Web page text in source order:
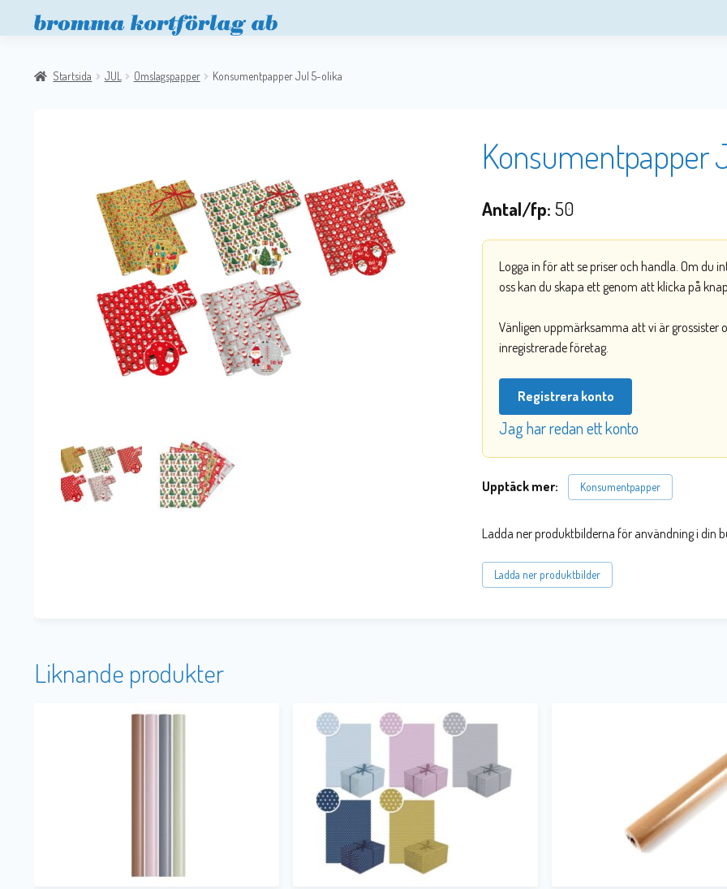
Startsida JUL Omslagspapper Konsumentpapper Jul 5-olika
Konsumentpapper
Antal/fp: 50
Logga in för att se priser och handla. Om du
oss kan du skapa ett genom att klicka på
Vänligen uppmärksamma att vi är grossister
inregistrerade företag.
Registrera konto
Jag har redan ett konto
Upptäck mer: Konsumentpapper
Ladda ner produktbilderna för användning i din
Ladda ner produktbilder
Liknande produkter